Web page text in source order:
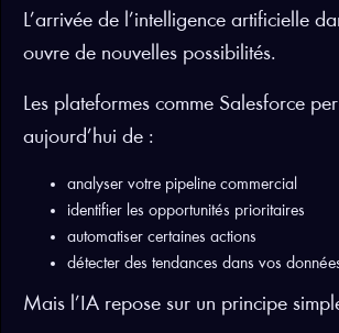
L’arrivée de l’intelligence artificielle
ouvre de nouvelles possibilités.
Les plateformes comme Salesforce
aujourd’hui de :
analyser votre pipeline commercial
identifier les opportunités prioritaires
automatiser certaines actions
détecter des tendances dans vos
Mais l’IA repose sur un principe